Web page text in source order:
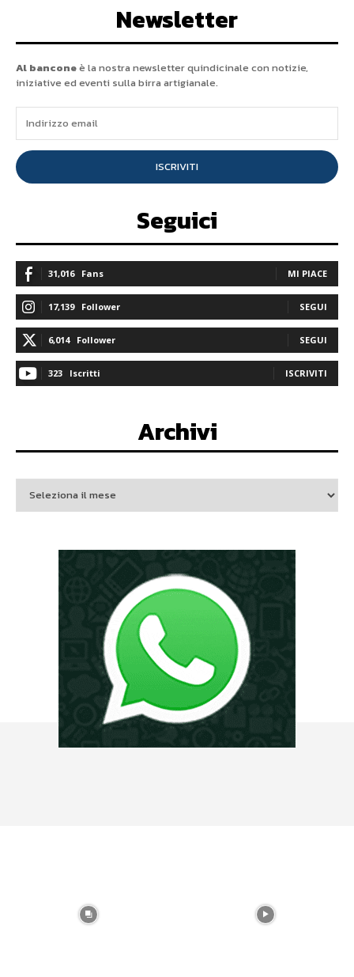
Newsletter
Al banconeè la nostra newsletter quindicinale con notizie,
iniziative ed eventi sulla birra artigianale.
ISCRIVITI
Seguici
31,016 Fans MI PIACE
17,139 Follower SEGUI
6,014 Follower SEGUI
323 Iscritti ISCRIVITI
Archivi